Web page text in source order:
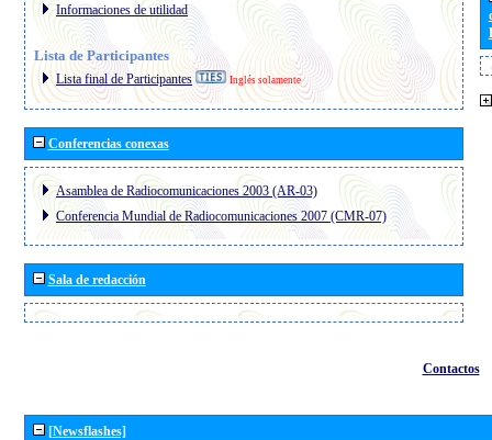
Informaciones de utilidad
Lista de Participantes
Lista final de Participantes Inglés solamente
Conferencias conexas
Asamblea de Radiocomunicaciones 2003 (AR-03)
Conferencia Mundial de Radiocomunicaciones 2007 (CMR-07)
Sala de redacción
Contactos
[Newsflashes]